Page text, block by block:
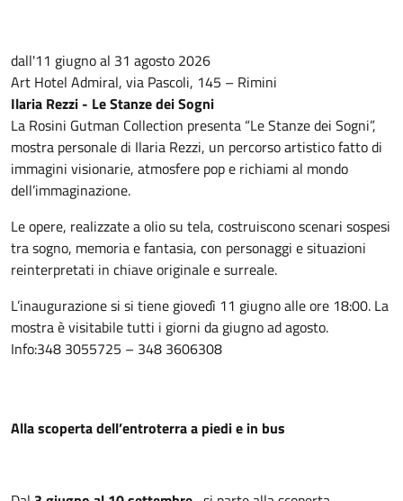
dall'11 giugno al 31 agosto 2026
Art Hotel Admiral, via Pascoli, 145 – Rimini
Ilaria Rezzi - Le Stanze dei Sogni
La Rosini Gutman Collection presenta “Le Stanze dei Sogni”,
mostra personale di Ilaria Rezzi, un percorso artistico fatto di
immagini visionarie, atmosfere pop e richiami al mondo
dell’immaginazione.
Le opere, realizzate a olio su tela, costruiscono scenari sospesi
tra sogno, memoria e fantasia, con personaggi e situazioni
reinterpretati in chiave originale e surreale.
L’inaugurazione si si tiene giovedì 11 giugno alle ore 18:00. La
mostra è visitabile tutti i giorni da giugno ad agosto.
Info:348 3055725 – 348 3606308
Alla scoperta dell’entroterra a piedi e in bus